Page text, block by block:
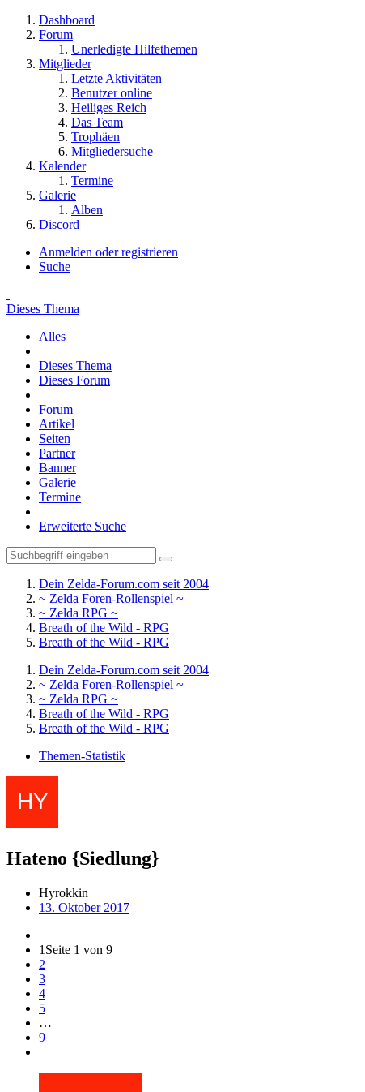
Dashboard
Forum
Unerledigte Hilfethemen
Mitglieder
Letzte Aktivitäten
Benutzer online
Heiliges Reich
Das Team
Trophäen
Mitgliedersuche
Kalender
Termine
Galerie
Alben
Discord
Anmelden oder registrieren
Suche
Dieses Thema
Alles
Dieses Thema
Dieses Forum
Forum
Artikel
Seiten
Partner
Banner
Galerie
Termine
Erweiterte Suche
Dein Zelda-Forum.com seit 2004
~ Zelda Foren-Rollenspiel ~
~ Zelda RPG ~
Breath of the Wild - RPG
Breath of the Wild - RPG
Dein Zelda-Forum.com seit 2004
~ Zelda Foren-Rollenspiel ~
~ Zelda RPG ~
Breath of the Wild - RPG
Breath of the Wild - RPG
Themen-Statistik
Hateno {Siedlung}
Hyrokkin
13. Oktober 2017
1 Seite 1 von 9
2
3
4
5
…
9